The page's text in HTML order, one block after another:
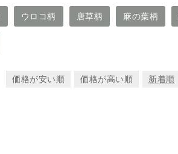
ウロコ柄 唐草柄 麻の葉柄
価格が安い順 価格が高い順 新着順